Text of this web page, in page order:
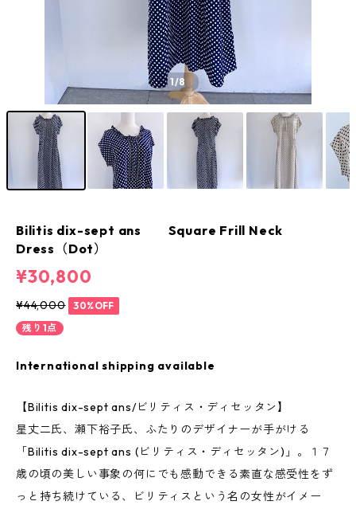
1/8
Bilitis dix-sept ans Square Frill Neck
Dress（Dot）
¥30,800
¥44,000
30%OFF
残り1点
International shipping available
【Bilitis dix-sept ans/ビリティス・ディセッタン】
星丈二氏、瀬下裕子氏、ふたりのデザイナーが手がける
「Bilitis dix-sept ans (ビリティス・ディセッタン)」。１７
歳の頃の美しい事象の何にでも感動できる素直な感受性をず
っと持ち続けている、ビリティスという名の女性がイメー